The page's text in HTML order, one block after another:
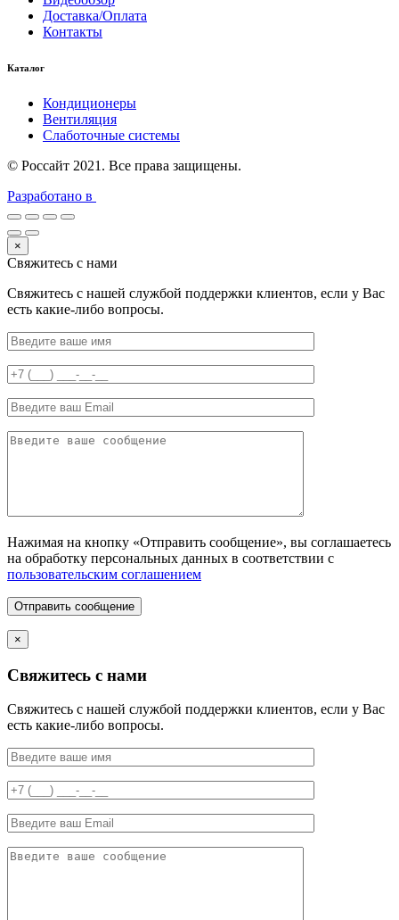
Доставка/Оплата
Контакты
Каталог
Кондиционеры
Вентиляция
Слаботочные системы
© Россайт 2021. Все права защищены.
Разработано в
×
Свяжитесь с нами
Свяжитесь с нашей службой поддержки клиентов, если у Вас
есть какие-либо вопросы.
Нажимая на кнопку «Отправить сообщение», вы соглашаетесь
на обработку персональных данных в соответствии с
пользовательским соглашением
Отправить сообщение
×
Свяжитесь с нами
Свяжитесь с нашей службой поддержки клиентов, если у Вас
есть какие-либо вопросы.